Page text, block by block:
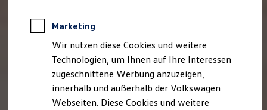
Rekuperation
Laden unterwegs
Laden Zuhause
Ladestationen finden
Ladezeitensimulator
Batterie
Sicherheit
Marketing
Wir nutzen diese Cookies und weitere
Technologien, um Ihnen auf Ihre Interessen
zugeschnittene Werbung anzuzeigen,
innerhalb und außerhalb der Volkswagen
Webseiten. Diese Cookies und weitere